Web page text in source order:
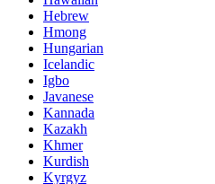
Hebrew
Hmong
Hungarian
Icelandic
Igbo
Javanese
Kannada
Kazakh
Khmer
Kurdish
Kyrgyz